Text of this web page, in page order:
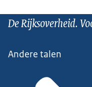
De Rijksoverheid.
Andere talen